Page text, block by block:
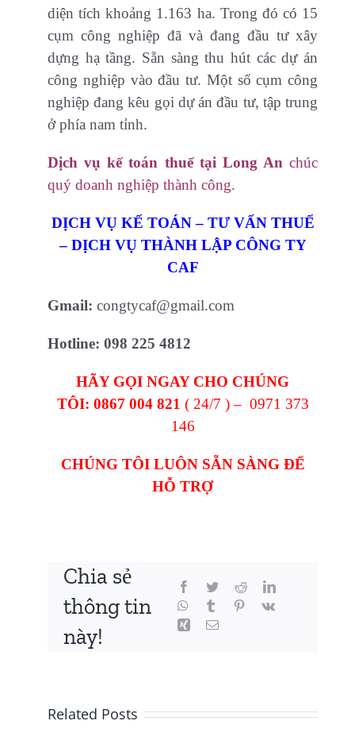
diện tích khoảng 1.163 ha. Trong đó có 15
cụm công nghiệp đã và đang đầu tư xây
dựng hạ tầng. Sẵn sàng thu hút các dự án
công nghiệp vào đầu tư. Một số cụm công
nghiệp đang kêu gọi dự án đầu tư, tập trung
ở phía nam tỉnh.
Dịch vụ kế toán thuế tại Long An chúc
quý doanh nghiệp thành công.
DỊCH VỤ KẾ TOÁN – TƯ VẤN THUẾ
– DỊCH VỤ THÀNH LẬP CÔNG TY
CAF
Gmail: congtycaf@gmail.com
Hotline: 098 225 4812
HÃY GỌI NGAY CHO CHÚNG
TÔI: 0867 004 821 ( 24/7 ) – 0971 373
146
CHÚNG TÔI LUÔN SẴN SÀNG ĐỂ
HỖ TRỢ
Chia sẻ
thông tin
này!
Related Posts